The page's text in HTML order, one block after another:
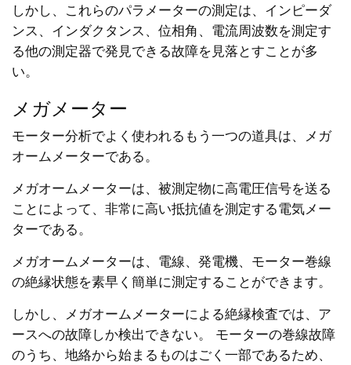
しかし、これらのパラメーターの測定は、インピーダ
ンス、インダクタンス、位相角、電流周波数を測定す
る他の測定器で発見できる故障を見落とすことが多
い。
メガメーター
モーター分析でよく使われるもう一つの道具は、メガ
オームメーターである。
メガオームメーターは、被測定物に高電圧信号を送る
ことによって、非常に高い抵抗値を測定する電気メー
ターである。
メガオームメーターは、電線、発電機、モーター巻線
の絶縁状態を素早く簡単に測定することができます。
しかし、メガオームメーターによる絶縁検査では、ア
ースへの故障しか検出できない。 モーターの巻線故障
のうち、地絡から始まるものはごく一部であるため、